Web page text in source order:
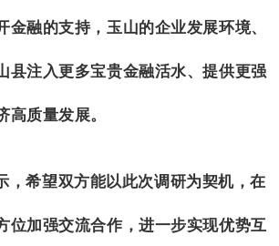
融的支持，玉山的企业发展环境、
县注入更多宝贵金融活水、提供更强
高质量发展。
，希望双方能以此次调研为契机，在
位加强交流合作，进一步实现优势互